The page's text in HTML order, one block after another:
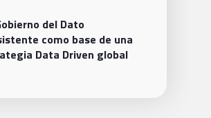
del Dato
como base de una
Data Driven global